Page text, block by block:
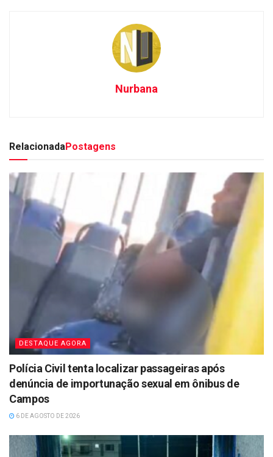
Nurbana
RelacionadaPostagens
DESTAQUE AGORA
Polícia Civil tenta localizar passageiras após
denúncia de importunação sexual em ônibus de
Campos
6 DE AGOSTO DE 2026